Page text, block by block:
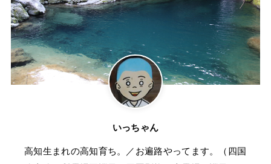
いっちゃん
高知生まれの高知育ち。／お遍路やってます。（四国